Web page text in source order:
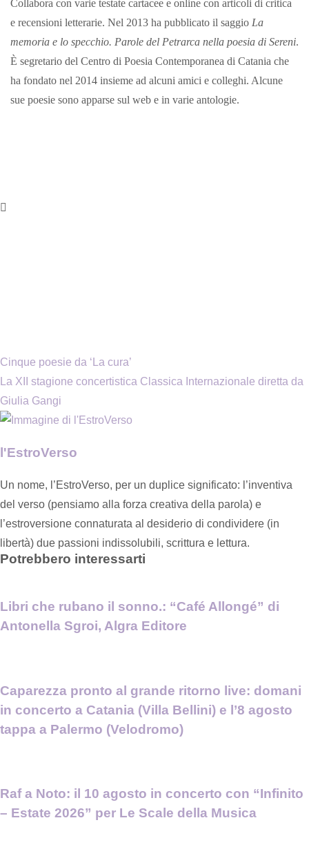
Collabora con varie testate cartacee e online con articoli di critica
e recensioni letterarie. Nel 2013 ha pubblicato il saggio La
memoria e lo specchio. Parole del Petrarca nella poesia di Sereni.
È segretario del Centro di Poesia Contemporanea di Catania che
ha fondato nel 2014 insieme ad alcuni amici e colleghi. Alcune
sue poesie sono apparse sul web e in varie antologie.
Cinque poesie da ‘La cura’
La XII stagione concertistica Classica Internazionale diretta da
Giulia Gangi
l'EstroVerso
Un nome, l’EstroVerso, per un duplice significato: l’inventiva
del verso (pensiamo alla forza creativa della parola) e
l’estroversione connaturata al desiderio di condividere (in
libertà) due passioni indissolubili, scrittura e lettura.
Potrebbero interessarti
Libri che rubano il sonno.: “Café Allongé” di
Antonella Sgroi, Algra Editore
Caparezza pronto al grande ritorno live: domani
in concerto a Catania (Villa Bellini) e l’8 agosto
tappa a Palermo (Velodromo)
Raf a Noto: il 10 agosto in concerto con “Infinito
– Estate 2026” per Le Scale della Musica